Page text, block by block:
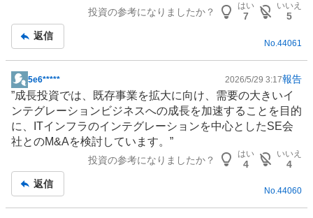
投資の参考になりましたか？
はい
7
いいえ
5
返信
No. 44061
掲
示
板
記
事
5e6***** 2026/5/29 3:17報告
”成長投資では、既存事業を拡大に向け、需要の大きいイ
ンテグレーションビジネスへの成長を加速することを目的
に、ITインフラのインテグレーションを中心としたSE会
社とのM&Aを検討しています。”
投資の参考になりましたか？
はい
4
いいえ
4
返信
No.44060